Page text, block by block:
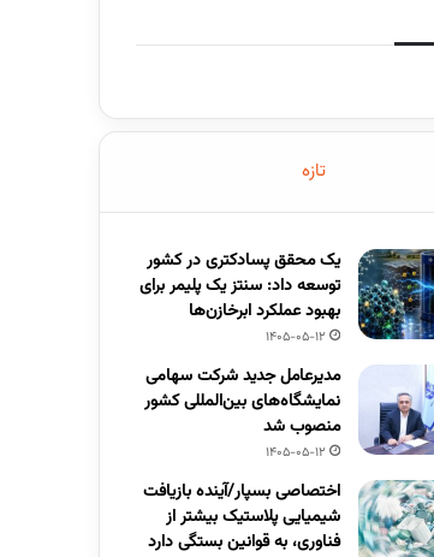
تازه
یک محقق پسادکتری در کشور
توسعه داد: سنتز یک پلیمر برای
بهبود عملکرد ابرخازن‌ها
1405-05-12
مدیرعامل جدید شرکت سهامی
نمایشگاه‌های بین‌المللی کشور
منصوب شد
1405-05-12
اختصاصی بسپار/آینده بازیافت
شیمیایی پلاستیک بیشتر از
فناوری، به قوانین بستگی دارد